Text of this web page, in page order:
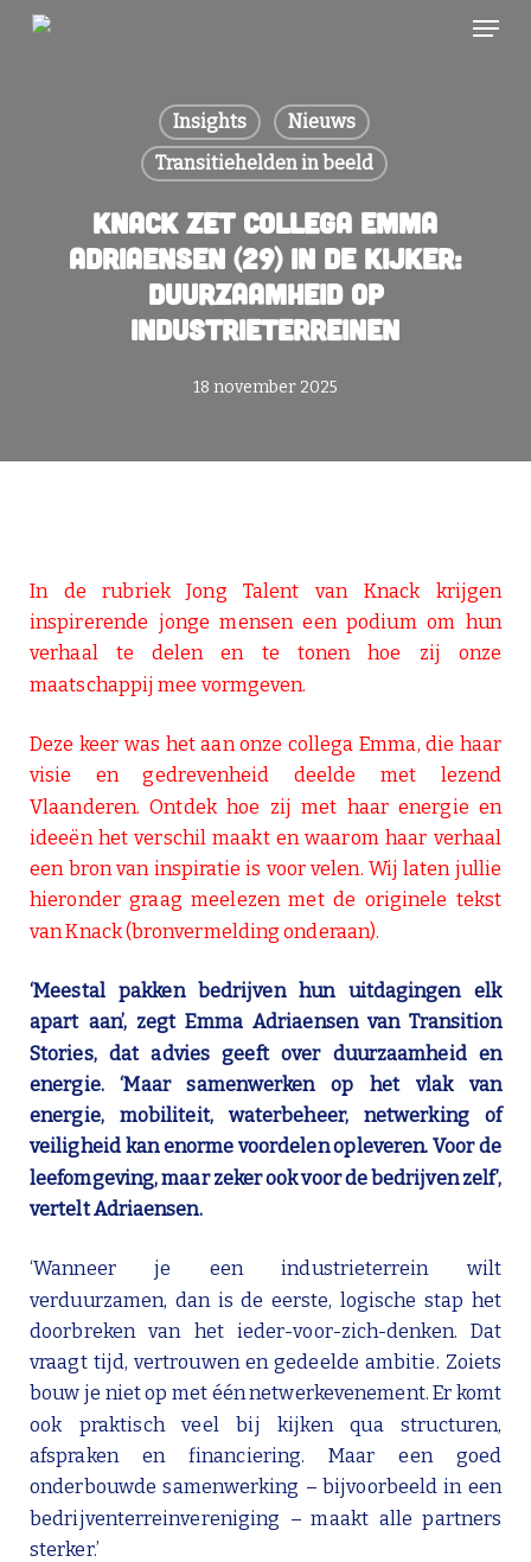
Skip
Menu
Insights
Nieuws
Transitiehelden in beeld
Knack zet collega Emma
Adriaensen (29) in de kijker:
duurzaamheid op
industrieterreinen
18 november 2025
In de rubriek Jong Talent van Knack krijgen
inspirerende jonge mensen een podium om hun
verhaal te delen en te tonen hoe zij onze
maatschappij mee vormgeven.
Deze keer was het aan onze collega Emma, die haar
visie en gedrevenheid deelde met lezend
Vlaanderen. Ontdek hoe zij met haar energie en
ideeën het verschil maakt en waarom haar verhaal
een bron van inspiratie is voor velen. Wij laten jullie
hieronder graag meelezen met de originele tekst
van Knack (bronvermelding onderaan).
‘Meestal pakken bedrijven hun uitdagingen elk
apart aan’, zegt Emma Adriaensen van Transition
Stories, dat adviesgeeft over duurzaamheid en
energie. ‘Maar samenwerken op het vlak van
energie, mobiliteit, waterbeheer, netwerking of
veiligheid kan enorme voordelen opleveren. Voor de
leefomgeving, maar zeker ook voor de bedrijven zelf’,
verteltAdriaensen.
‘Wanneer je een industrieterrein wilt
verduurzamen, dan is de eerste, logische stap het
doorbreken van het ieder-voor-zich-denken. Dat
vraagt tijd, vertrouwen en gedeelde ambitie. Zoiets
bouw je niet op met één netwerkevenement. Er komt
ook praktisch veel bij kijken qua structuren,
afspraken en financiering. Maar een goed
onderbouwde samenwerking – bijvoorbeeld in een
bedrijventerreinvereniging – maakt alle partners
sterker.’